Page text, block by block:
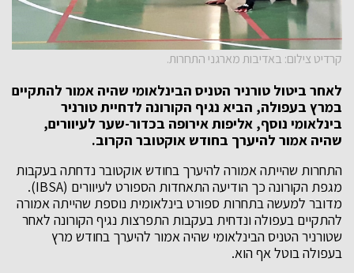
קרדיט צילום: באדיבות מארגני התחרות.
לאחר ביטול טורניר הטניס הבינלאומי שהיה אמור להתקיים
במרץ בעפולה, הביא נגיף הקורונה לדחיית טורניר
בינלאומי נוסף, אליפות אירופה בכדור-שער לעיוורים,
שהיה אמור להיערך בחודש אוקטובר הקרוב.
התחרות שהייתה אמורה להיערך בחודש אוקטובר נדחתה בעקבות
מגפת הקורונה כך הודיעה התאחדות הספורט לעיוורים (IBSA).
מדובר למעשה בתחרות ספורט בינלאומית נוספת שהייתה אמורה
להתקיים בעפולה ונדחית בעקבות התפרצות נגיף הקורונה לאחר
שטורניר הטניס הבינלאומי שהיה אמור להיערך בחודש מרץ
בעפולה בוטל אף הוא.